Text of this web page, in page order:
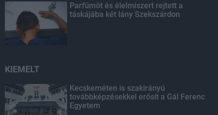
Parfümöt és élelmiszert rejtett a
táskájába két lány Szekszárdon
KIEMELT
Kecskeméten is szakirányú
továbbképzésekkel erősít a Gál Ferenc
Egyetem